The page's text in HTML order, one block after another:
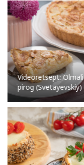
Videoretsept: Olmali
pirog (Svetayevskiy)